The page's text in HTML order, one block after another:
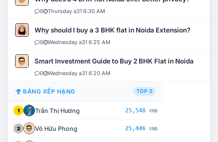
0 Thursday a31 6:30 AM
Why should I buy a 3 BHK flat in Noida Extension?
0 Wednesday a31 6:25 AM
Smart Investment Guide to Buy 2 BHK Flat in Noida
0 Wednesday a31 6:20 AM
BẢNG XẾP HẠNG TOP 5
1 Trần Thị Hương 25,548 VNĐ
2 Võ Hữu Phong 25,446 VNĐ